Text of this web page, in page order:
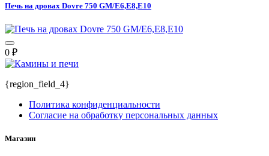
Печь на дровах Dovre 750 GM/E6,E8,E10
0 ₽
{region_field_4}
Политика конфиденциальности
Согласие на обработку персональных данных
Магазин